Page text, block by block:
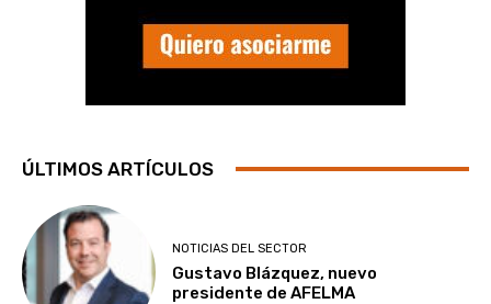
ÚLTIMOS ARTÍCULOS
NOTICIAS DEL SECTOR
Gustavo Blázquez, nuevo
presidente de AFELMA